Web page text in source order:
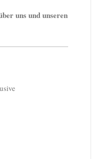
uns und unseren